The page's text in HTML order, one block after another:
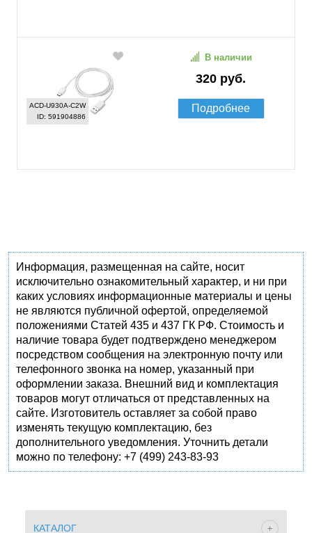
ACD-U930A-C2W
ID: 591904886
320 руб.
В наличии
Подробнее
Информация, размещенная на сайте, носит
исключительно ознакомительный характер, и ни при
каких условиях информационные материалы и цены
не являются публичной офертой, определяемой
положениями Статей 435 и 437 ГК РФ. Стоимость и
наличие товара будет подтверждено менеджером
посредством сообщения на электронную почту или
телефонного звонка на номер, указанный при
оформлении заказа. Внешний вид и комплектация
товаров могут отличаться от представленных на
сайте. Изготовитель оставляет за собой право
изменять текущую комплектацию, без
дополнительного уведомления. Уточнить детали
можно по телефону: +7 (499) 243-83-93
КАТАЛОГ